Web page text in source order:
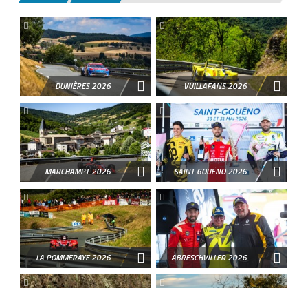
DUNIÈRES 2026 VUILLAFANS 2026
MARCHAMPT 2026 SAINT GOUËNO 2026
LA POMMERAYE 2026 ABRESCHVILLER 2026
VIDÉOS 2023